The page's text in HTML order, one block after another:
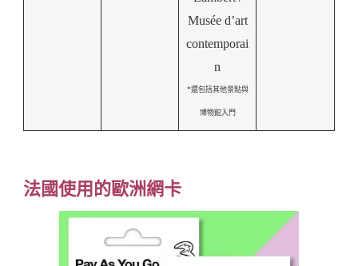
Musée d’art
contemporai
n
*還包括其他景點與
博物館入門
法國使用的歐洲網卡